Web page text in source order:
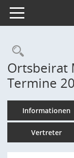
Toggle navigation
Ortsbeirat
Termine
Informationen
Vertreter